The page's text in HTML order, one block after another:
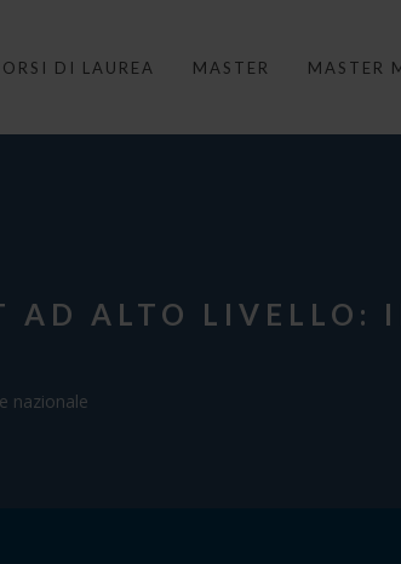
DI LAUREA MASTER MASTER
AD ALTO LIVELLO:
nazionale